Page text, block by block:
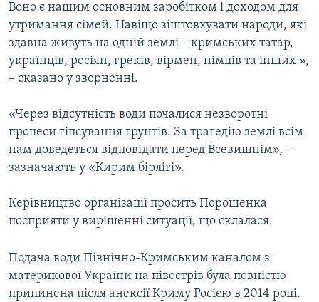
Воно є нашим основним заробітком і доходом для
утримання сімей. Навіщо зіштовхувати народи, які
здавна живуть на одній землі – кримських татар,
українців, росіян, греків, вірмен, німців та інших »,
– сказано у зверненні.
«Через відсутність води почалися незворотні
процеси гіпсування ґрунтів. За трагедію землі всім
нам доведеться відповідати перед Всевишнім», –
зазначають у «Кирим бірлігі».
Керівництво організації просить Порошенка
посприяти у вирішенні ситуації, що склалася.
Подача води Північно-Кримським каналом з
материкової України на півострів була повністю
припинена після анексії Криму Росією в 2014 році.